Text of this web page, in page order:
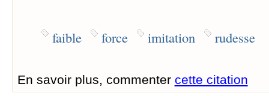
faible force imitation rudesse
En savoir plus, commenter cette citation